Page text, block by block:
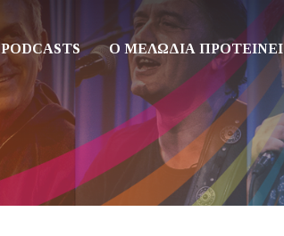
PODCASTS Ο ΜΕΛΩΔΙΑ ΠΡΟΤΕΙΝΕΙ